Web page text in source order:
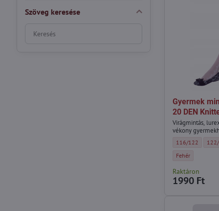
Gyermek
20 DEN
Virágmintás,
vékony
Gyermek mintás
116/122
Gyermek mintás
Fehér
Raktáron
1990 Ft
Szöveg keresése
Keresés